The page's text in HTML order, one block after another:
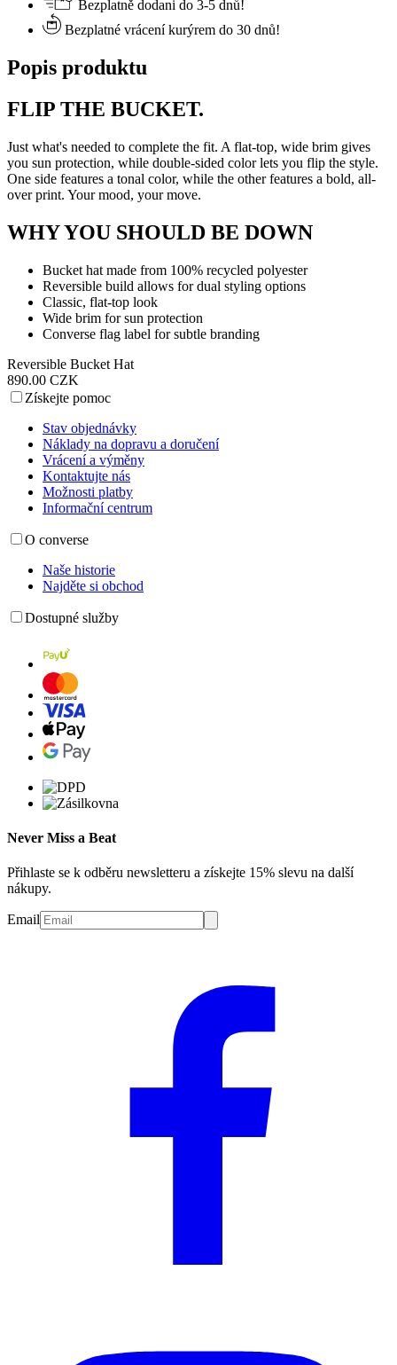
Bezplatně dodani do 3-5 dnů!
Bezplatné vrácení kurýrem do 30 dnů!
Popis produktu
FLIP THE BUCKET.
Just what's needed to complete the fit. A flat-top, wide brim gives
you sun protection, while double-sided color lets you flip the style.
One side features a tonal color, while the other features a bold, all-
over print. Your mood, your move.
WHY YOU SHOULD BE DOWN
Bucket hat made from 100% recycled polyester
Reversible build allows for dual styling options
Classic, flat-top look
Wide brim for sun protection
Converse flag label for subtle branding
Reversible Bucket Hat
890.00 CZK
Získejte pomoc
Stav objednávky
Náklady na dopravu a doručení
Vrácení a výměny
Kontaktujte nás
Možnosti platby
Informační centrum
O converse
Naše historie
Najděte si obchod
Dostupné služby
Never Miss a Beat
Přihlaste se k odběru newsletteru a získejte 15% slevu na další
nákupy.
Email